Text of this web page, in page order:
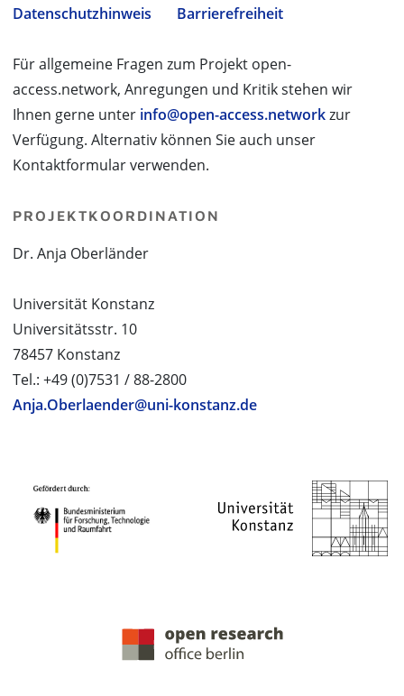
Datenschutzhinweis
Barrierefreiheit
Für allgemeine Fragen zum Projekt open-
access.network, Anregungen und Kritik stehen wir
Ihnen gerne unter info@open-access.networkzur
Verfügung. Alternativ können Sie auch unser
Kontaktformular verwenden.
PROJEKTKOORDINATION
Dr. Anja Oberländer
Universität Konstanz
Universitätsstr. 10
78457 Konstanz
Tel.: +49 (0)7531 / 88-2800
Anja.Oberlaender@uni-konstanz.de